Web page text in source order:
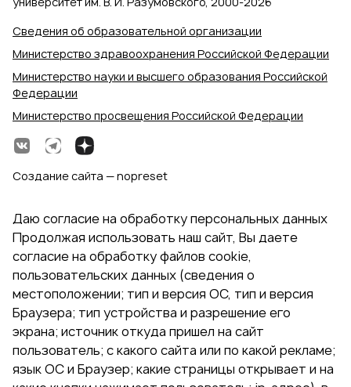
Сведения об образовательной организации
Министерство здравоохранения Российской Федерации
Министерство науки и высшего образования Российской
Федерации
Министерство просвещения Российской Федерации
Создание сайта — nopreset
Даю согласие на обработку персональных данных
Продолжая использовать наш сайт, Вы даете
согласие на обработку файлов cookie,
пользовательских данных (сведения о
местоположении; тип и версия ОС, тип и версия
Браузера; тип устройства и разрешение его
экрана; источник откуда пришел на сайт
пользователь; с какого сайта или по какой рекламе;
язык ОС и Браузер; какие страницы открывает и на